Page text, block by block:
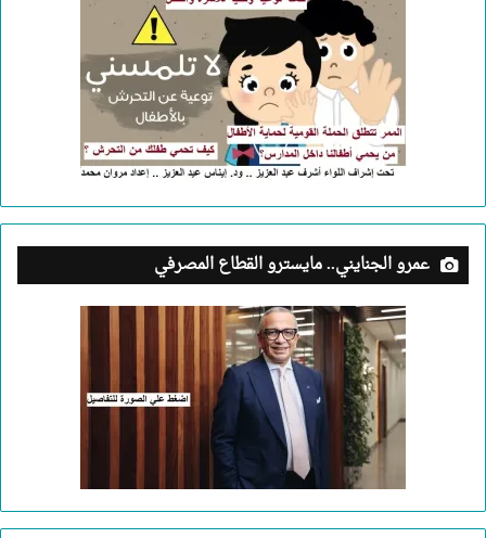
عمرو الجنايني.. مايسترو القطاع المصرفي